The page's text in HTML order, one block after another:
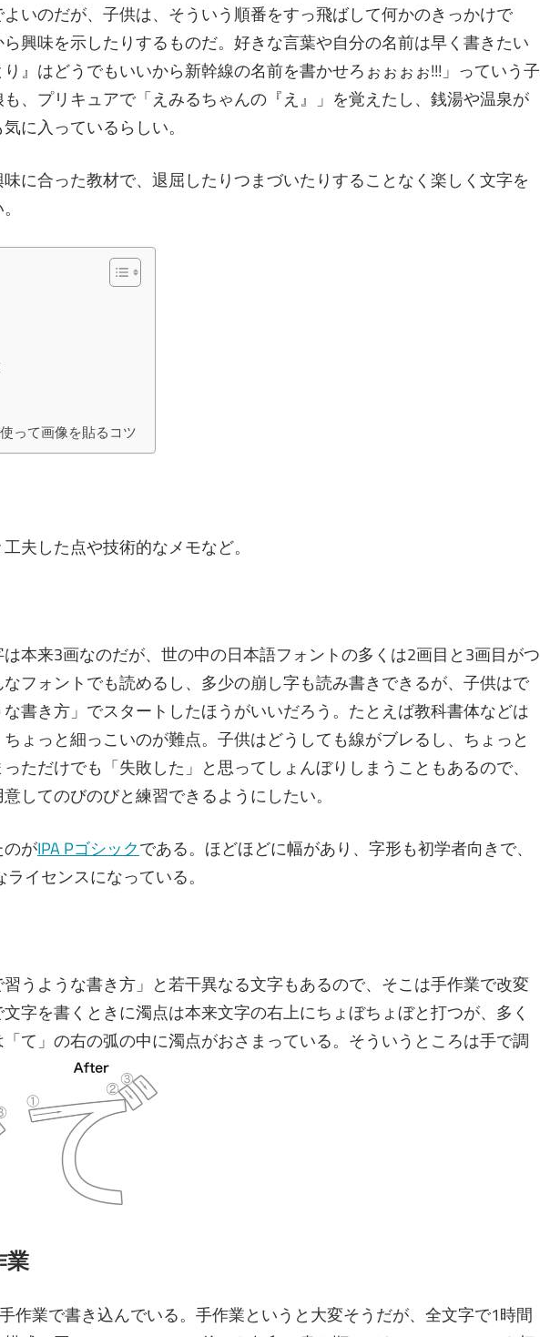
いのだが、子供は、そういう順番をすっ飛ばして何かのきっかけで
ら興味を示したりするものだ。好きな言葉や自分の名前は早く書きたい
』はどうでもいいから新幹線の名前を書かせろぉぉぉぉ!!!」っていう子
、プリキュアで「えみるちゃんの『え』」を覚えたし、銭湯や温泉が
に入っているらしい。
に合った教材で、退屈したりつまづいたりすることなく楽しく文字を
って画像を貼るコツ
夫した点や技術的なメモなど。
本来3画なのだが、世の中の日本語フォントの多くは2画目と3画目がつ
フォントでも読めるし、多少の崩し字も読み書きできるが、子供はで
書き方」でスタートしたほうがいいだろう。たとえば教科書体などは
ょっと細っこいのが難点。子供はどうしても線がブレるし、ちょっと
ただけでも「失敗した」と思ってしょんぼりしまうこともあるので、
してのびのびと練習できるようにしたい。
がIPA Pゴシックである。ほどほどに幅があり、字形も初学者向きで、
イセンスになっている。
うような書き方」と若干異なる文字もあるので、そこは手作業で改変
字を書くときに濁点は本来文字の右上にちょぼちょぼと打つが、多く
て」の右の弧の中に濁点がおさまっている。そういうところは手で調
業
作業で書き込んでいる。手作業というと大変そうだが、全文字で1時間